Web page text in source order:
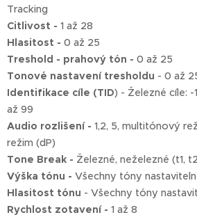
Tracking
Citlivost - 1 až 28
Hlasitost - 0 až 25
Treshold - prahový tón - 0 až 25
Tonové nastavení tresholdu - 0 až
Identifikace cíle (TID) - Železné cíle: -
až 99
Audio rozlišení - 1,2, 5, multitónový
režim (dP)
Tone Break - Železné, neželezné (t1,
Výška tónu - Všechny tóny
Hlasitost tónu - Všechny tóny
Rychlost zotavení - 1 až 8